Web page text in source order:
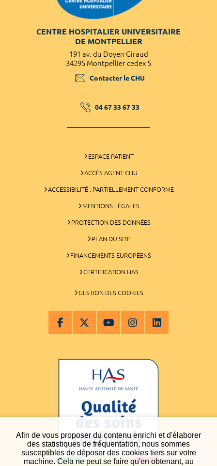
Afin de vous proposer du contenu enrichi et d'élaborer
des statistiques de fréquentation, nous sommes
susceptibles de déposer des cookies tiers sur votre
machine. Cela ne peut se faire qu'en obtenant, au
CENTRE HOSPITALIER UNIVERSITAIRE
DE MONTPELLIER
191 av. du Doyen Giraud
34295 Montpellier cedex 5
Contacter le CHU
04 67 33 67 33
ESPACE PATIENT
ACCÈS AGENT CHU
ACCESSIBILITÉ : PARTIELLEMENT CONFORME
MENTIONS LÉGALES
PROTECTION DES DONNÉES
PLAN DU SITE
FINANCEMENTS EUROPÉENS
CERTIFICATION HAS
GESTION DES COOKIES